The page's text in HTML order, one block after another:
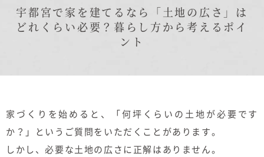
商品紹介
家づくりについて
むぎくらについて
宇都宮で家を建てるなら「土地の広さ」は
どれくらい必要？暮らし方から考えるポイ
ント
家づくりを始めると、「何坪くらいの土地が必要です
か？」というご質問をいただくことがあります。
しかし、必要な土地の広さに正解はありません。